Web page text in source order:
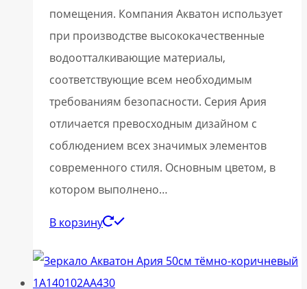
помещения. Компания Акватон использует
при производстве высококачественные
водоотталкивающие материалы,
соответствующие всем необходимым
требованиям безопасности. Серия Ария
отличается превосходным дизайном с
соблюдением всех значимых элементов
современного стиля. Основным цветом, в
котором выполнено…
В корзину